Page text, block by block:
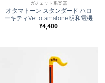
ガジェット系楽器
オタマトーン スタンダード ハロ
ーキティVer. otamatone 明和電機
¥4,400